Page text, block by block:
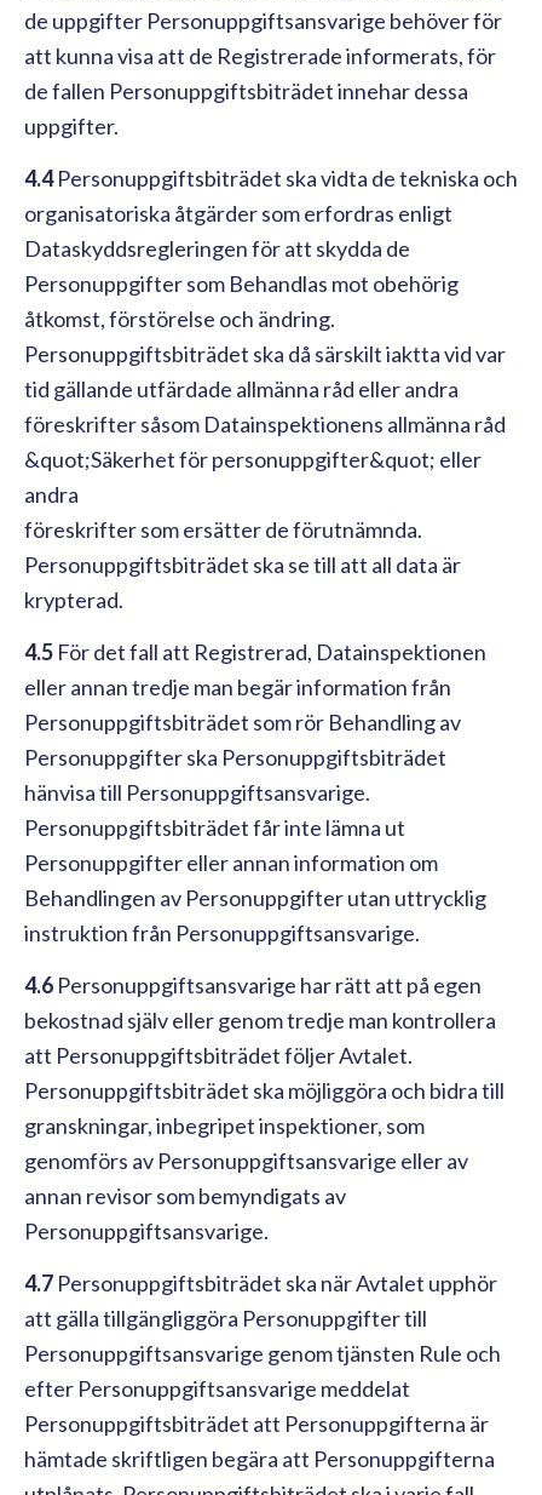
de uppgifter Personuppgiftsansvarige behöver för
att kunna visa att de Registrerade informerats, för
de fallen Personuppgiftsbiträdet innehar dessa
uppgifter.
4.4Personuppgiftsbiträdet ska vidta de tekniska och
organisatoriska åtgärder som erfordras enligt
Dataskyddsregleringen för att skydda de
Personuppgifter som Behandlas mot obehörig
åtkomst, förstörelse och ändring.
Personuppgiftsbiträdet ska då särskilt iaktta vid var
tid gällande utfärdade allmänna råd eller andra
föreskrifter såsom Datainspektionens allmänna råd
&quot;Säkerhet för personuppgifter&quot; eller
andra
föreskrifter som ersätter de förutnämnda.
Personuppgiftsbiträdet ska se till att all data är
krypterad.
4.5 För det fall att Registrerad, Datainspektionen
eller annan tredje man begär information från
Personuppgiftsbiträdet som rör Behandling av
Personuppgifter ska Personuppgiftsbiträdet
hänvisa till Personuppgiftsansvarige.
Personuppgiftsbiträdet får inte lämna ut
Personuppgifter eller annan information om
Behandlingen av Personuppgifter utan uttrycklig
instruktion från Personuppgiftsansvarige.
4.6 Personuppgiftsansvarige har rätt att på egen
bekostnad själv eller genom tredje man kontrollera
att Personuppgiftsbiträdet följer Avtalet.
Personuppgiftsbiträdet ska möjliggöra och bidra till
granskningar, inbegripet inspektioner, som
genomförs av Personuppgiftsansvarige eller av
annan revisor som bemyndigats av
Personuppgiftsansvarige.
4.7 Personuppgiftsbiträdet ska när Avtalet upphör
att gälla tillgängliggöra Personuppgifter till
Personuppgiftsansvarige genom tjänsten Rule och
efter Personuppgiftsansvarige meddelat
Personuppgiftsbiträdet att Personuppgifterna är
hämtade skriftligen begära att Personuppgifterna